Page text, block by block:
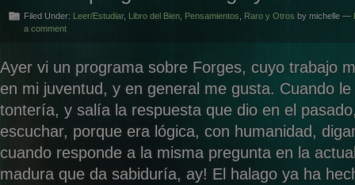
Filed Under: Leer/Estudiar, Libro del Bien Pensamientos Raro y Otros by michelle —
a comment
Ayer vi un programa sobre Forges, cuyo trabajo
en mi juventud, y en general me gusta. Cuando
tontería, y salía la respuesta que dio en el
escuchar, porque era lógica, con humanidad,
cuando responde a la misma pregunta en la
madura que da sabiduría, ay! El halago ya ha